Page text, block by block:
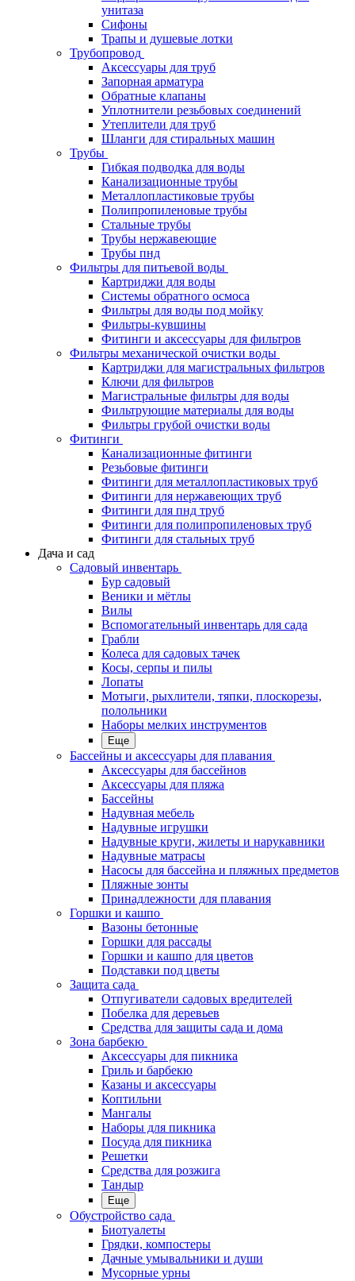
унитаза
Сифоны
Трапы и душевые лотки
Трубопровод
Аксессуары для труб
Запорная арматура
Обратные клапаны
Уплотнители резьбовых соединений
Утеплители для труб
Шланги для стиральных машин
Трубы
Гибкая подводка для воды
Канализационные трубы
Металлопластиковые трубы
Полипропиленовые трубы
Стальные трубы
Трубы нержавеющие
Трубы пнд
Фильтры для питьевой воды
Картриджи для воды
Системы обратного осмоса
Фильтры для воды под мойку
Фильтры-кувшины
Фитинги и аксессуары для фильтров
Фильтры механической очистки воды
Картриджи для магистральных фильтров
Ключи для фильтров
Магистральные фильтры для воды
Фильтрующие материалы для воды
Фильтры грубой очистки воды
Фитинги
Канализационные фитинги
Резьбовые фитинги
Фитинги для металлопластиковых труб
Фитинги для нержавеющих труб
Фитинги для пнд труб
Фитинги для полипропиленовых труб
Фитинги для стальных труб
Дача и сад
Садовый инвентарь
Бур садовый
Веники и мётлы
Вилы
Вспомогательный инвентарь для сада
Грабли
Колеса для садовых тачек
Косы, серпы и пилы
Лопаты
Мотыги, рыхлители, тяпки, плоскорезы,
полольники
Наборы мелких инструментов
Еще
Бассейны и аксессуары для плавания
Аксессуары для бассейнов
Аксессуары для пляжа
Бассейны
Надувная мебель
Надувные игрушки
Надувные круги, жилеты и нарукавники
Надувные матрасы
Насосы для бассейна и пляжных предметов
Пляжные зонты
Принадлежности для плавания
Горшки и кашпо
Вазоны бетонные
Горшки для рассады
Горшки и кашпо для цветов
Подставки под цветы
Защита сада
Отпугиватели садовых вредителей
Побелка для деревьев
Средства для защиты сада и дома
Зона барбекю
Аксессуары для пикника
Гриль и барбекю
Казаны и аксессуары
Коптильни
Мангалы
Наборы для пикника
Посуда для пикника
Решетки
Средства для розжига
Тандыр
Еще
Обустройство сада
Биотуалеты
Грядки, компостеры
Дачные умывальники и души
Мусорные урны